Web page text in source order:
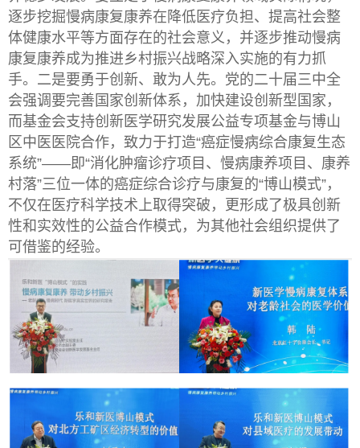
逐步挖掘慢病康复康养在降低医疗负担、提高社会整
体健康水平等方面存在的社会意义，并逐步推动慢病
康复康养成为推进乡村振兴战略深入实施的有力抓
手。二是要勇于创新、敢为人先。党的二十届三中全
会强调要完善国家创新体系，加快建设创新型国家，
而基金会支持创新医学研究发展公益专项基金与博山
区中医医院合作，致力于打造“癌症慢病综合康复生态
系统”——即“消化肿瘤诊疗项目、慢病康养项目、康养
村落”三位一体的癌症综合诊疗与康复的“博山模式”，
不仅在医疗科学技术上取得突破，更形成了极具创新
性和实效性的公益合作模式，为其他社会组织提供了
可借鉴的经验。